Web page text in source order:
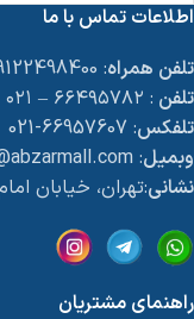
اطلاعات تماس با ما
تلفن همراه: 09122498400
تلفن : ۶۶۴۹۵۷۸۲ – ۰۲۱
تلفکس: 66957607-021
وبمیل: info@abzarmall.com
نشانی:تهران، خیابان
راهنمای مشتریان